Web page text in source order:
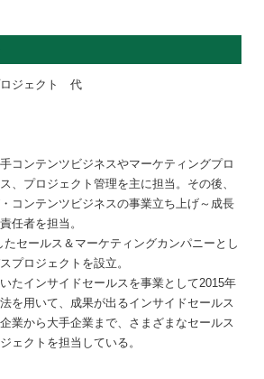
ロジェクト 代
コンテンツビジネスやマーケティングプロ
、プロジェクト管理を主に担当。その後、
コンテンツビジネスの事業立ち上げ～成長
任者を担当。
セールス＆マーケティングカンパニーとし
プロジェクトを設立。
たインサイドセールスを事業として2015年
を用いて、成果が出るインサイドセールス
業から大手企業まで、さまざまなセールス
ェクトを担当している。